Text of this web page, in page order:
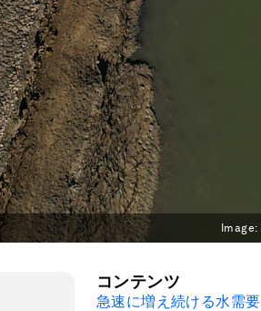
Image:
コンテンツ
急速に増え続ける水需要